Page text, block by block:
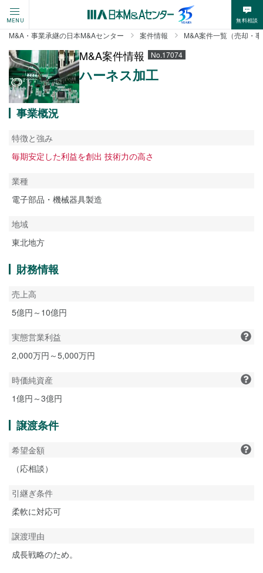
MENU 無料相談
M&A・事業承継の日本M&Aセンター 案件情報 M&A案件一覧（売却・
M&A案件情報 No.17074
ハーネス加工
事業概況
特徴と強み
毎期安定した利益を創出 技術力の高さ
業種
電子部品・機械器具製造
地域
東北地方
財務情報
売上高
5億円～10億円
実態営業利益
2,000万円～5,000万円
時価純資産
1億円～3億円
譲渡条件
希望金額
（応相談）
引継ぎ条件
柔軟に対応可
譲渡理由
成長戦略のため。